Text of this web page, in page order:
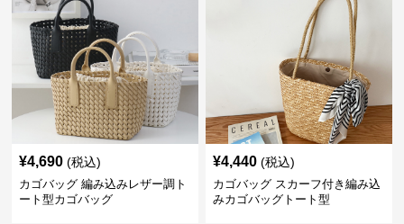
¥4,690 (税込)
カゴバッグ 編み込みレザー調ト
ート型カゴバッグ
¥4,440 (税込)
カゴバッグ スカーフ付き編み込
みカゴバッグトート型